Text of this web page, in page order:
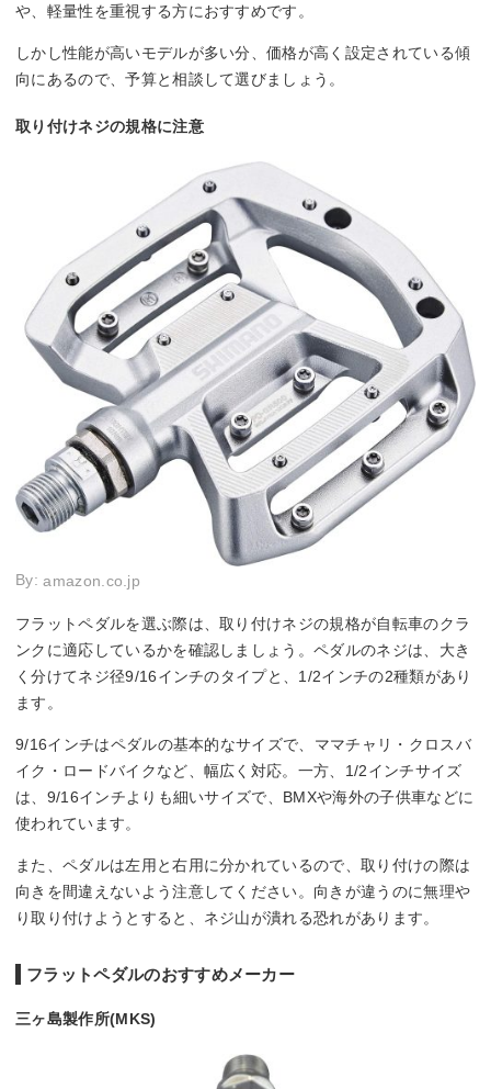
や、軽量性を重視する方におすすめです。
しかし性能が高いモデルが多い分、価格が高く設定されている傾
向にあるので、予算と相談して選びましょう。
取り付けネジの規格に注意
By:amazon.co.jp
フラットペダルを選ぶ際は、取り付けネジの規格が自転車のクラ
ンクに適応しているかを確認しましょう。ペダルのネジは、大き
く分けてネジ径9/16インチのタイプと、1/2インチの2種類があり
ます。
9/16インチはペダルの基本的なサイズで、ママチャリ・クロスバ
イク・ロードバイクなど、幅広く対応。一方、1/2インチサイズ
は、9/16インチよりも細いサイズで、BMXや海外の子供車などに
使われています。
また、ペダルは左用と右用に分かれているので、取り付けの際は
向きを間違えないよう注意してください。向きが違うのに無理や
り取り付けようとすると、ネジ山が潰れる恐れがあります。
フラットペダルのおすすめメーカー
三ヶ島製作所(MKS)